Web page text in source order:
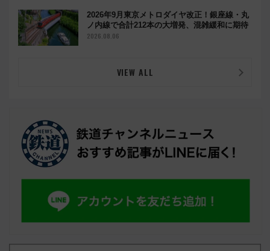
2026年9月東京メトロダイヤ改正！銀座線・丸
ノ内線で合計212本の大増発、混雑緩和に期待
2026.08.06
VIEW ALL